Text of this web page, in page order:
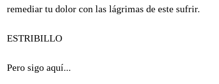
remediar tu dolor con las lágrimas de este sufrir.
ESTRIBILLO
Pero sigo aquí...